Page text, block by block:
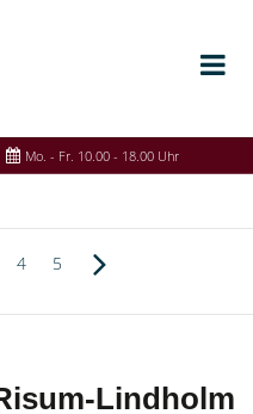
Mo. - Fr. 10.00 - 18.00 Uhr
4 5
Lindholm